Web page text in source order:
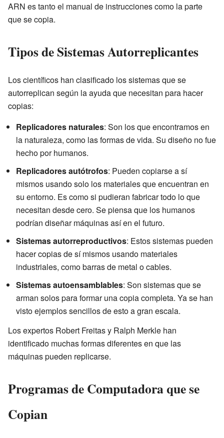
ARN es tanto el manual de instrucciones como la parte
que se copia.
Tipos de Sistemas Autorreplicantes
Los científicos han clasificado los sistemas que se
autorreplican según la ayuda que necesitan para hacer
copias:
Replicadores naturales: Son los que encontramos en
la naturaleza, como las formas de vida. Su diseño no fue
hecho por humanos.
Replicadores autótrofos: Pueden copiarse a sí
mismos usando solo los materiales que encuentran en
su entorno. Es como si pudieran fabricar todo lo que
necesitan desde cero. Se piensa que los humanos
podrían diseñar máquinas así en el futuro.
Sistemas autorreproductivos: Estos sistemas pueden
hacer copias de sí mismos usando materiales
industriales, como barras de metal o cables.
Sistemas autoensamblables: Son sistemas que se
arman solos para formar una copia completa. Ya se han
visto ejemplos sencillos de esto a gran escala.
Los expertos Robert Freitas y Ralph Merkle han
identificado muchas formas diferentes en que las
máquinas pueden replicarse.
Programas de Computadora que se
Copian